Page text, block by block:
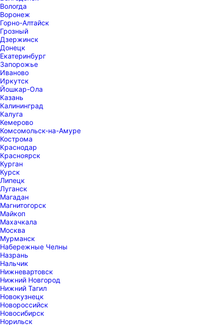
Вологда
Воронеж
Горно-Алтайск
Грозный
Дзержинск
Донецк
Екатеринбург
Запорожье
Иваново
Иркутск
Йошкар-Ола
Казань
Калининград
Калуга
Кемерово
Комсомольск-на-Амуре
Кострома
Краснодар
Красноярск
Курган
Курск
Липецк
Луганск
Магадан
Магнитогорск
Майкоп
Махачкала
Москва
Мурманск
Набережные Челны
Назрань
Нальчик
Нижневартовск
Нижний Новгород
Нижний Тагил
Новокузнецк
Новороссийск
Новосибирск
Норильск